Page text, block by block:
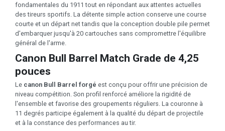
fondamentales du 1911 tout en répondant aux attentes actuelles
des tireurs sportifs. La détente simple action conserve une course
courte et un départ net tandis que la conception double pile permet
d'embarquer jusqu'à 20 cartouches sans compromettre l'équilibre
général de l'arme.
Canon Bull Barrel Match Grade de 4,25
pouces
Le canon Bull Barrel forgé est conçu pour offrir une précision de
niveau compétition. Son profil renforcé améliore la rigidité de
l'ensemble et favorise des groupements réguliers. La couronne à
11 degrés participe également à la qualité du départ de projectile
et à la constance des performances au tir.